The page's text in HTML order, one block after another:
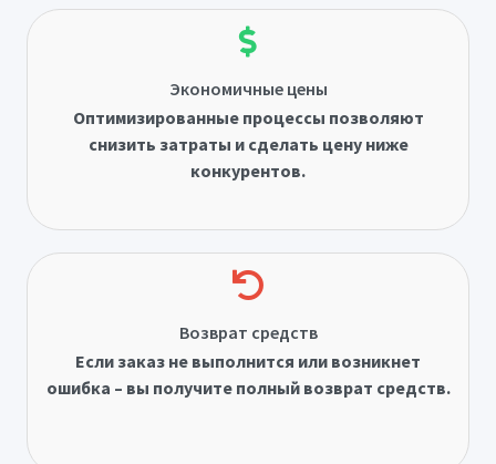
Экономичные цены
Оптимизированные процессы позволяют
снизить затраты и сделать цену ниже
конкурентов.
Возврат средств
Если заказ не выполнится или возникнет
ошибка – вы получите полный возврат средств.